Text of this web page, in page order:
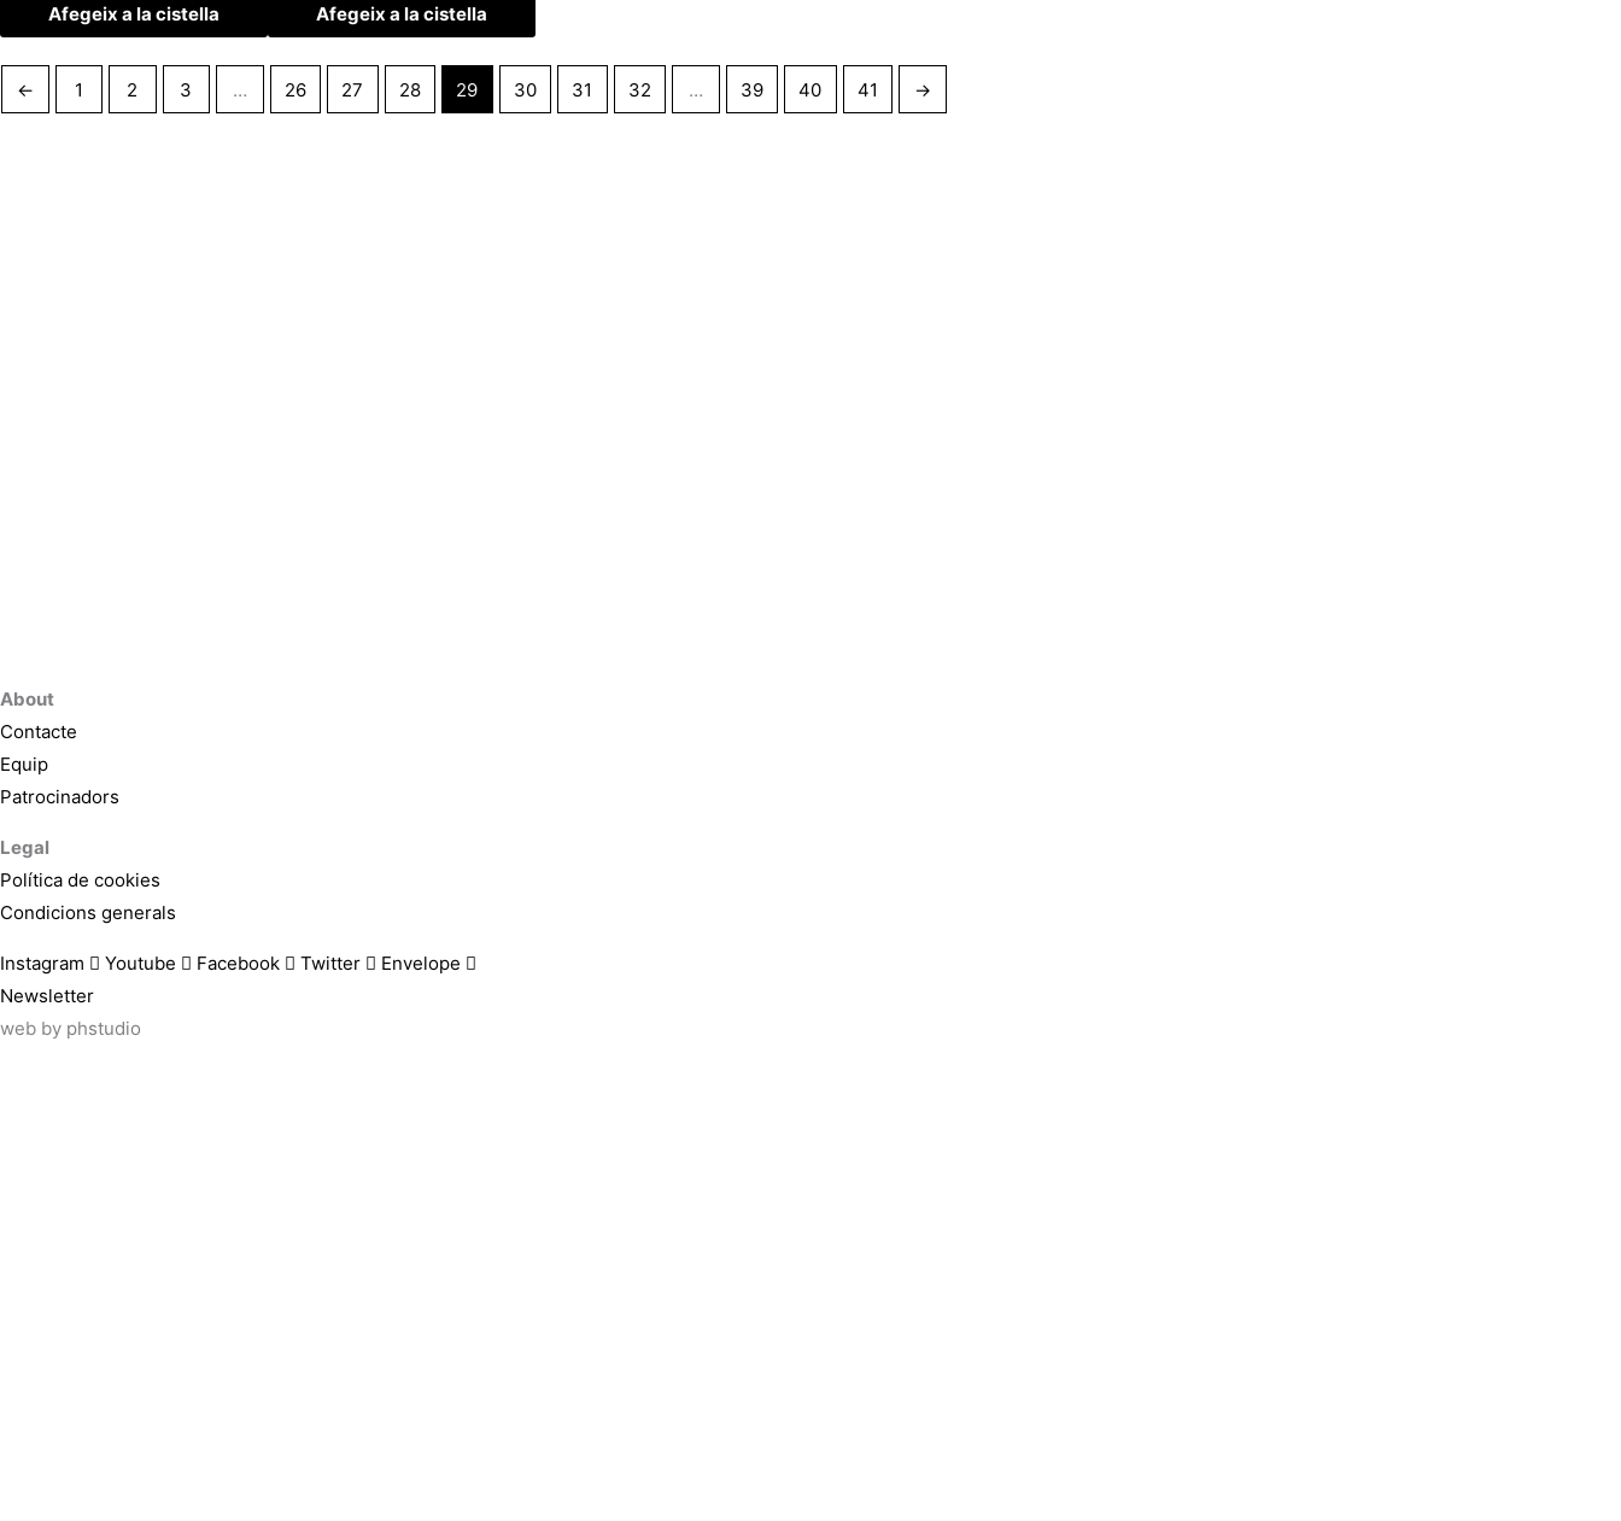
Afegeix a la cistella Afegeix a la cistella
← 1 2 3 … 26 27 28 29 30 31 32 … 39 40 41 →
About
Contacte
Equip
Patrocinadors
Legal
Política de cookies
Condicions generals
Instagram Youtube Facebook Twitter
Envelope
Newsletter
web by phstudio